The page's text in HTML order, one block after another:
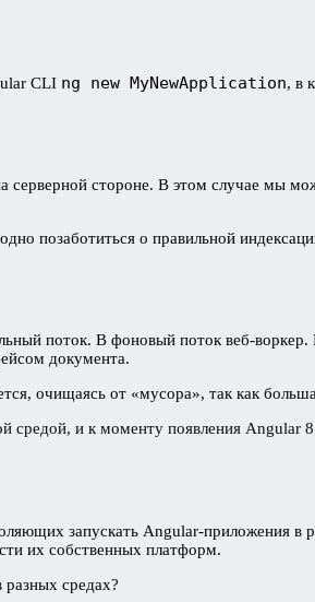
CLI ng new MyNewApplication, в
серверной стороне. В этом случае мы
позаботиться о правильной
поток. В фоновый поток веб-
документа.
очищаясь от «мусора», так как
средой, и к моменту появления Angular 8
запускать Angular-приложения
их собственных платформ.
средах?